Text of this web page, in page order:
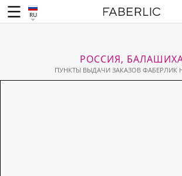
RU
РОССИЯ,
ПУНКТЫ ВЫДАЧИ ЗАКАЗОВ ФАБЕРЛИК